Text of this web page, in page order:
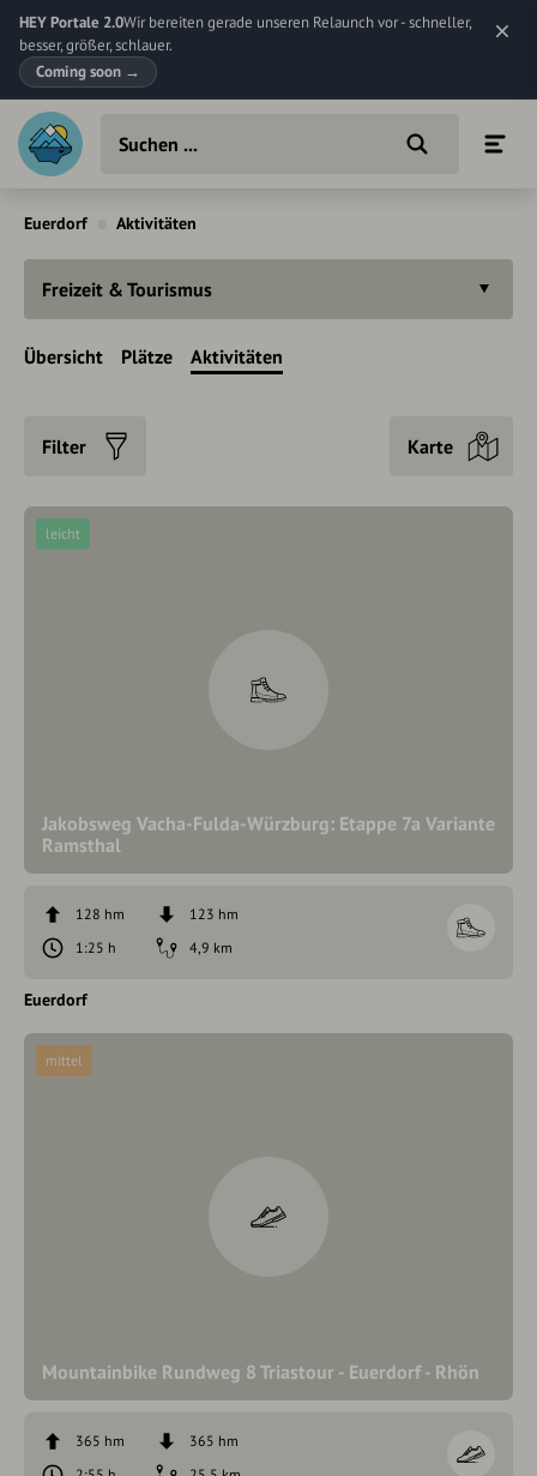
HEY Portale 2.0Wir bereiten gerade unseren Relaunch vor - schneller,
besser, größer, schlauer.
Coming soon →
Euerdorf Aktivitäten
Freizeit & Tourismus
Übersicht Plätze Aktivitäten
Filter Karte
Jakobsweg Vacha-Fulda-Würzburg: Etappe 7a Variante
Ramsthal
leicht
128 hm
123 hm
1:25 h
4,9 km
Euerdorf
Mountainbike Rundweg 8 Triastour - Euerdorf - Rhön
mittel
365 hm
365 hm